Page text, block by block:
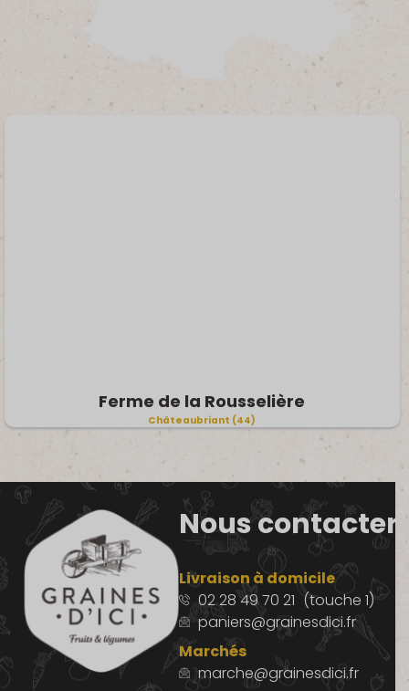
Ferme de la Rousselière
Châteaubriant (44)
Nous contacter
Livraison à domicile
02 28 49 70 21 (touche 1)
paniers@grainesdici.fr
Marchés
marche@grainesdici.fr